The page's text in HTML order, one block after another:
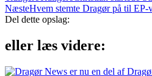
NæsteHvem stemte Dragør på til EP-
Del dette opslag:
eller læs videre: